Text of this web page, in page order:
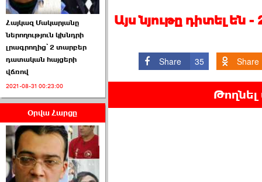
ՏԵՍԱՆՅՈՒԹ․ Ի՞նչ
իրավիճակ է այս ›››
2026-07-04 10:40:00
Հայկազ Մակարյանը
ներողություն կխնդրի
լրագրողից՝ 2 տարբեր
դատական հայցերի
վճռով
2021-08-31 00:23:00
Օրվա Հարցը
Այս նյութը դիտել են
Share 35 Share
Թողնել